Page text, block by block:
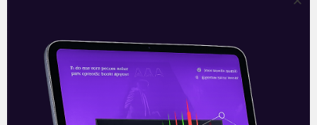
Leia mais
20/07/2021